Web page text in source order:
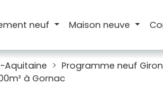
neuf Maison neuve
Aquitaine Programme neuf
à Gornac